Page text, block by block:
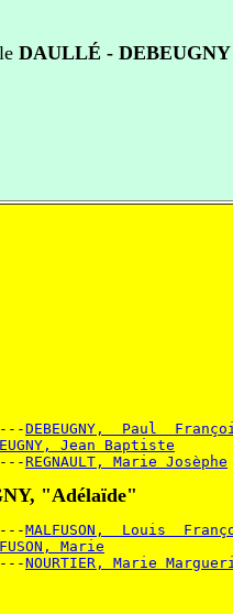
DAULLÉ - DEBEUGNY
DEBEUGNY,  Paul
Jean Baptiste
REGNAULT, Marie Josèphe
"Adélaïde"
MALFUSON,  Louis
Marie
NOURTIER, Marie